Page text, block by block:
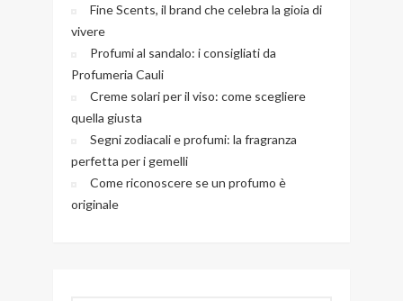
Fine Scents, il brand che celebra la gioia di
vivere
Profumi al sandalo: i consigliati da
Profumeria Cauli
Creme solari per il viso: come scegliere
quella giusta
Segni zodiacali e profumi: la fragranza
perfetta per i gemelli
Come riconoscere se un profumo è
originale